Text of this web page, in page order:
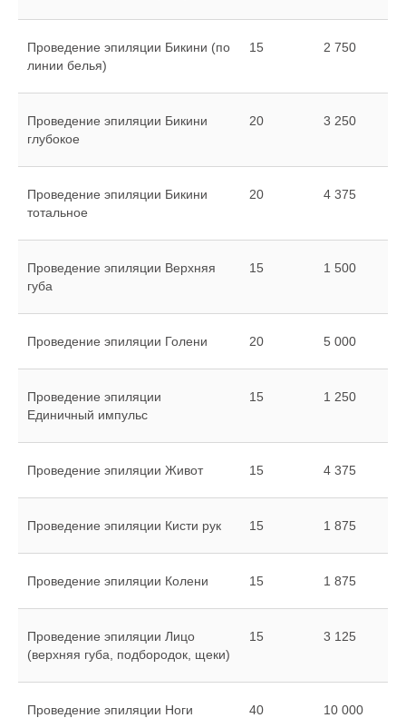
Проведение эпиляции Бикини (по
линии белья)
15 2 750
Проведение эпиляции Бикини
глубокое
20 3 250
Проведение эпиляции Бикини
тотальное
20 4 375
Проведение эпиляции Верхняя
губа
15 1 500
Проведение эпиляции Голени 20 5 000
Проведение эпиляции
Единичный импульс
15 1 250
Проведение эпиляции Живот 15 4 375
Проведение эпиляции Кисти рук 15 1 875
Проведение эпиляции Колени 15 1 875
Проведение эпиляции Лицо
(верхняя губа, подбородок, щеки)
15 3 125
Проведение эпиляции Ноги
40 10 000